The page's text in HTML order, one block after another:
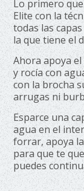
Lo primero
Elite con la
todas las
la que tiene el
Ahora apoya
y rocía con
con la brocha
arrugas ni
Esparce una
agua en el
forrar, apoya
para que te
puedes